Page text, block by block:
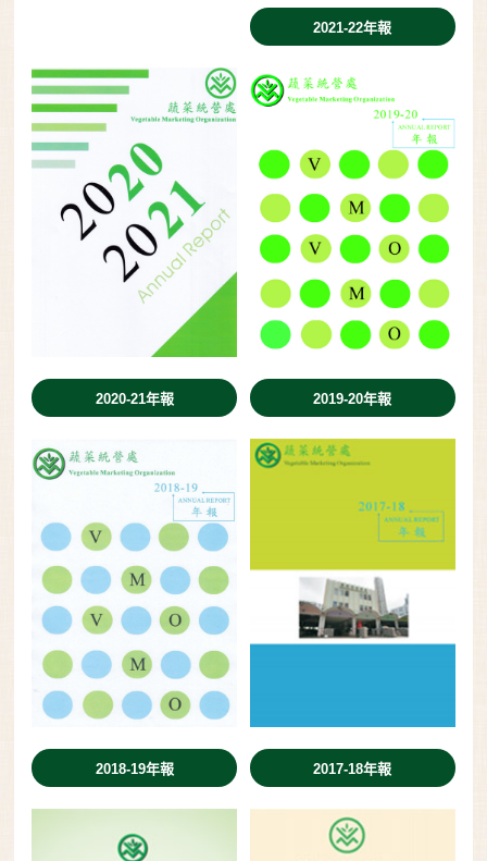
2021-22年報
2020-21年報 2019-20年報
2018-19年報 2017-18年報